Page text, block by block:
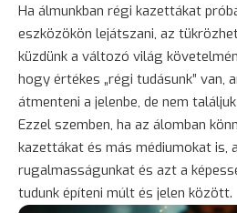
Ha álmunkban régi kazettákat
eszközökön lejátszani, az
küzdünk a változó világ
hogy értékes „régi tudásunk” van,
átmenteni a jelenbe, de nem
Ezzel szemben, ha az álomban
kazettákat és más médiumokat is,
rugalmasságunkat és azt a
tudunk építeni múlt és jelen között.